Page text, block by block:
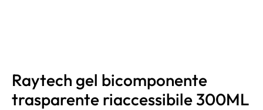
Raytech gel bicomponente
trasparente riaccessibile 300ML